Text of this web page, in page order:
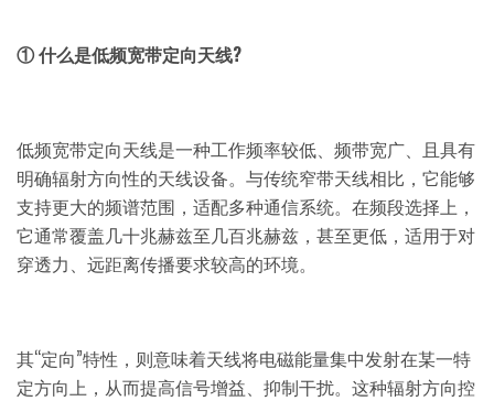
① 什么是低频宽带定向天线?
低频宽带定向天线是一种工作频率较低、频带宽广、且具有
明确辐射方向性的天线设备。与传统窄带天线相比，它能够
支持更大的频谱范围，适配多种通信系统。在频段选择上，
它通常覆盖几十兆赫兹至几百兆赫兹，甚至更低，适用于对
穿透力、远距离传播要求较高的环境。
其“定向”特性，则意味着天线将电磁能量集中发射在某一特
定方向上，从而提高信号增益、抑制干扰。这种辐射方向控